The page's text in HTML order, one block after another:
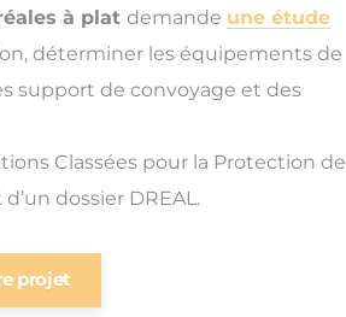
à plat demande une étude
déterminer les équipements de
support de convoyage et des
Classées pour la Protection de
dossier DREAL.
projet